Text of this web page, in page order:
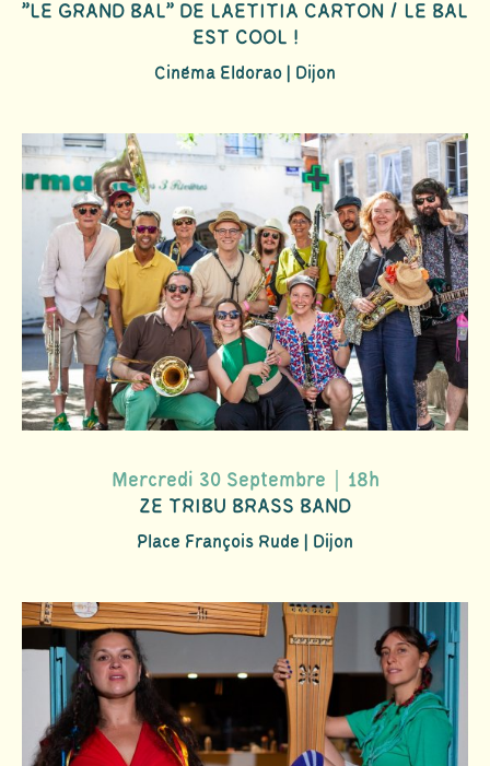
"LE GRAND BAL" DE LAETITIA CARTON / LE BAL
EST COOL !
Cinéma Eldorao | Dijon
Mercredi 30 Septembre｜18h
ZE TRIBU BRASS BAND
Place François Rude | Dijon